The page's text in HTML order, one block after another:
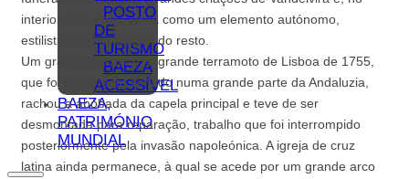
POSTO
DE
TURISMO
BAEZA
ACESSÍVEL
BAEZA,
PATRIMÓNIO
MUNDIAL
interior do templo, resta como um elemento autónomo,
estilisticamente distinto do resto.
Um grande desastre, o grande terramoto de Lisboa de 1755,
que foi fortemente sentido numa grande parte da Andaluzia,
rachou a abóbada da capela principal e teve de ser
desmontada para reparação, trabalho que foi interrompido
posteriormente pela invasão napoleónica. A igreja de cruz
latina ainda permanece, à qual se acede por um grande arco